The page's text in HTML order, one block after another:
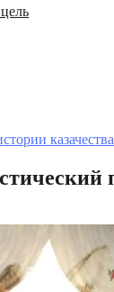
казачества